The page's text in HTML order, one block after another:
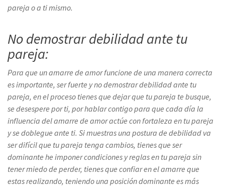
pareja o a ti mismo.
No demostrar debilidad ante tu
pareja:
Para que un amarre de amor funcione de una manera correcta
es importante, ser fuerte y no demostrar debilidad ante tu
pareja, en el proceso tienes que dejar que tu pareja te busque,
se desespere por ti, por hablar contigo para que cada día la
influencia del amarre de amor actúe con fortaleza en tu pareja
y se doblegue ante ti. Si muestras una postura de debilidad va
ser difícil que tu pareja tenga cambios, tienes que ser
dominante he imponer condiciones y reglas en tu pareja sin
tener miedo de perder, tienes que confiar en el amarre que
estas realizando, teniendo una posición dominante es más